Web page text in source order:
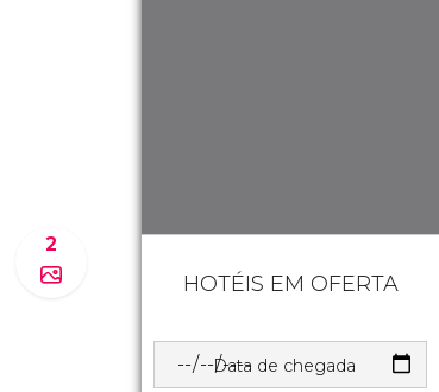
2
HOTÉIS EM OFERTA
Data de chegada